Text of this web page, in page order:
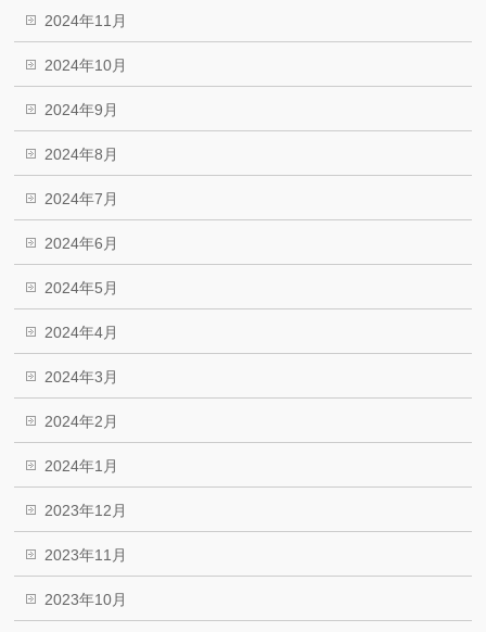
2024年11月
2024年10月
2024年9月
2024年8月
2024年7月
2024年6月
2024年5月
2024年4月
2024年3月
2024年2月
2024年1月
2023年12月
2023年11月
2023年10月